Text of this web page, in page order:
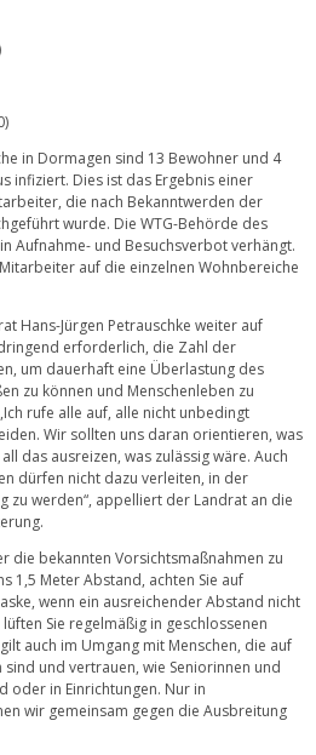
in Dormagen sind 13 Bewohner und 4
infiziert. Dies ist das Ergebnis einer
die nach Bekanntwerden der
wurde. Die WTG-Behörde des
Aufnahme- und Besuchsverbot verhängt.
auf die einzelnen Wohnbereiche
Hans-Jürgen Petrauschke weiter auf
erforderlich, die Zahl der
um dauerhaft eine Überlastung des
zu können und Menschenleben zu
rufe alle auf, alle nicht unbedingt
Wir sollten uns daran orientieren, was
das ausreizen, was zulässig wäre. Auch
dürfen nicht dazu verleiten, in der
zu werden“, appelliert der Landrat an die
die bekannten Vorsichtsmaßnahmen zu
1,5 Meter Abstand, achten Sie auf
wenn ein ausreichender Abstand nicht
Sie regelmäßig in geschlossenen
auch im Umgang mit Menschen, die auf
und vertrauen, wie Seniorinnen und
oder in Einrichtungen. Nur in
wir gemeinsam gegen die Ausbreitung